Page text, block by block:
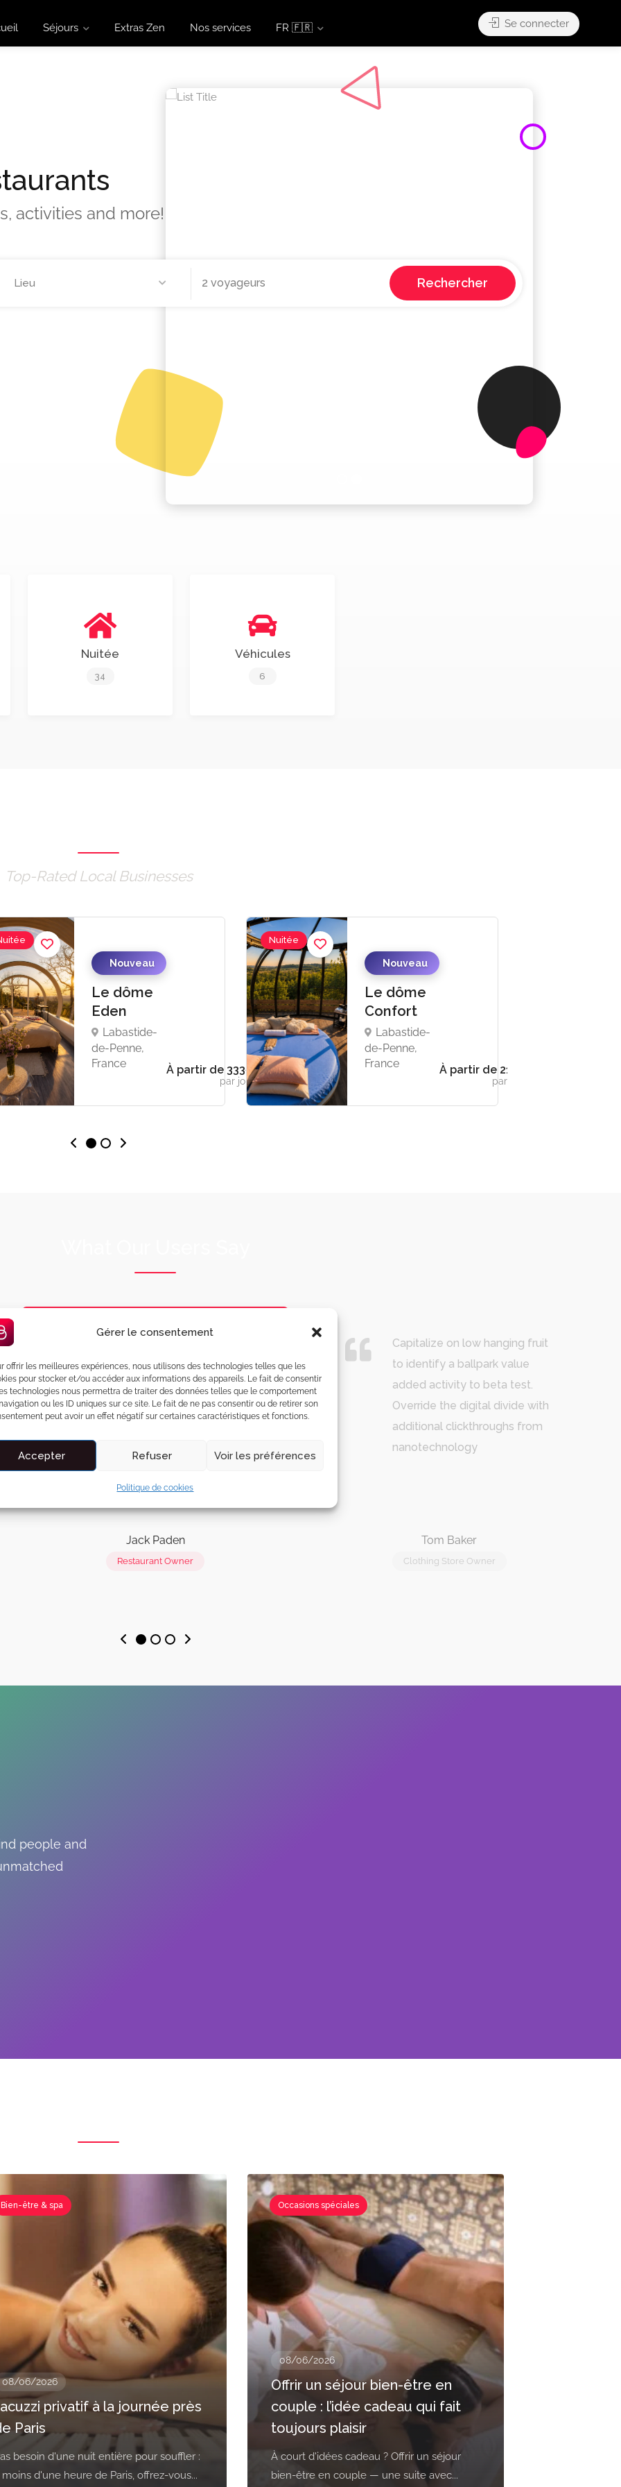
Gérer le consentement
offrir les meilleures expériences, nous utilisons des technologies telles que les
pour stocker et/ou accéder aux informations des appareils. Le fait de consentir
technologies nous permettra de traiter des données telles que le comportement
ou les ID uniques sur ce site. Le fait de ne pas consentir ou de retirer son
peut avoir un effet négatif sur certaines caractéristiques et fonctions.
Accepter Refuser Voir les préférences
Politique de cookies
Séjours Extras Zen Nos services FR 🇫🇷 Se connecter
activities and more!
Lieu Rechercher
Nuitée
34
Véhicules
6
Top-Rated Local Businesses
Nouveau
Le dôme
Eden
Labastide-
de-Penne,
France
À partir de 333€
par jour
Nuitée
Nouveau
Le dôme
Confort
Labastide-
de-Penne,
France
À partir de 212€
par jour
provide a robust synopsis for
high level overviews. Iterative
approaches to corporate
Jack Paden
Restaurant Owner
Capitalize on low hanging fruit
to identify a ballpark value
added activity to beta test.
Override the digital divide with
additional clickthroughs from
nanotechnology
Tom Baker
Clothing Store Owner
people and
Bien-être & spa
08/06/2026
privatif à la journée près
Paris
besoin d'une nuit entière pour souffler :
moins d'une heure de Paris, offrez-vous...
Occasions spéciales
08/06/2026
Offrir un séjour bien-être en
couple : l’idée cadeau qui fait
toujours plaisir
À court d'idées cadeau ? Offrir un séjour
bien-être en couple — une suite avec...